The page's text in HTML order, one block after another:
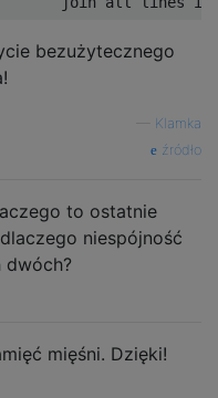
bezużytecznego
Klamka
źródło
to ostatnie
niespójność
dwóch?
mięśni. Dzięki!